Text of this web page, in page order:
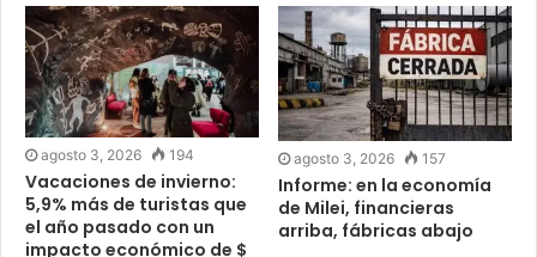
agosto 3, 2026 194
Vacaciones de invierno:
5,9% más de turistas que
el año pasado con un
impacto económico de $
agosto 3, 2026 157
Informe: en la economía
de Milei, financieras
arriba, fábricas abajo